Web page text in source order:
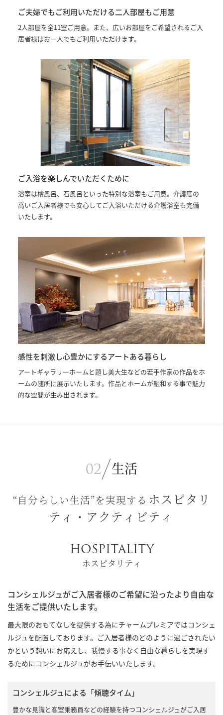
ご夫婦でもご利用いただける二人部屋もご用意
2人部屋を全11室ご用意。また、広いお部屋をご希望されるご入
居者様はお一人でもご利用いただけます。
ご入浴を楽しんでいただくために
浴室は檜風呂、石風呂といった特別な浴室もご用意。介護度の
高いご入居者様でも安心してご入浴いただける介護浴室も完備
いたします。
感性を刺激し心豊かにするアートある暮らし
アートギャラリーホームと題し美大生などの若手作家の作品をホ
ームの随所に展示いたします。作品とホームが融和する事で魅力
的な空間が生み出されます。
生活
“自分らしい生活”を実現する ホスピタリ
ティ・アクティビティ
HOSPITALITY
ホスピタリティ
コンシェルジュがご入居者様のご希望に沿ったより自由な
生活をご提供いたします。
最大限のおもてなしを提供する為にチャームプレミアではコンシェ
ルジュを配置しております。ご入居者様のどのように過ごされたい
かという想いにお応えし、我慢する事なく自由な暮らしを実現す
るためにコンシェルジュがお手伝いいたします。
コンシェルジュによる「傾聴タイム」
豊かな見識と客室乗務員などの経験を持つコンシェルジュがご入居